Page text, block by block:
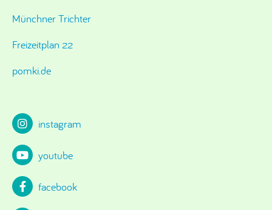
Münchner Trichter
Freizeitplan 22
pomki.de
instagram
youtube
facebook